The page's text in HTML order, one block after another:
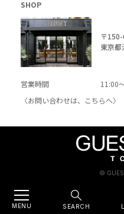
SHOP
〒
東京
営業時間
11:00
〈お問い合わせは、
こちらへ〉
©
MENU SEARCH